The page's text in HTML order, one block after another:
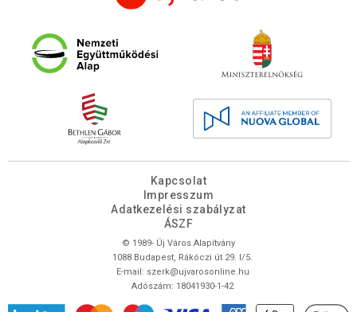
Kapcsolat
Impresszum
Adatkezelési szabályzat
ÁSZF
© 1989- Új Város Alapítvány
1088 Budapest, Rákóczi út 29. I/5.
E-mail: szerk@ujvarosonline.hu
Adószám: 18041930-1-42